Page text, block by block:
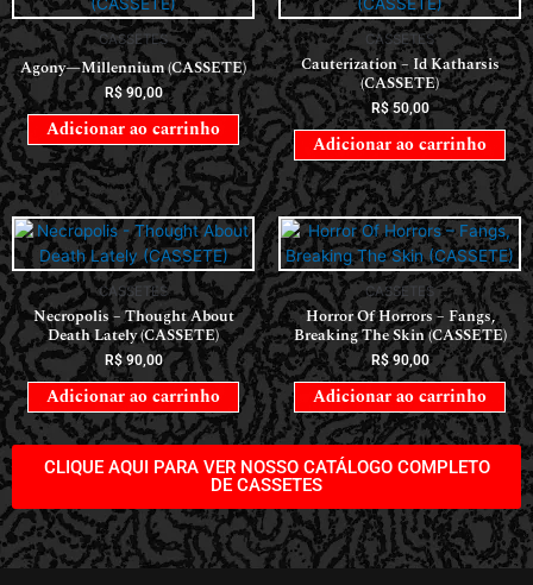
CASSETES
Necropolis – Thought About
Death Lately (CASSETE)
R$90,00
Adicionar ao carrinho
CASSETES
Horror Of Horrors ‎– Fangs,
Breaking The Skin (CASSETE)
R$90,00
Adicionar ao carrinho
CLIQUE AQUI PARA VER NOSSO CATÁLOGO COMPLETO
DE CASSETES